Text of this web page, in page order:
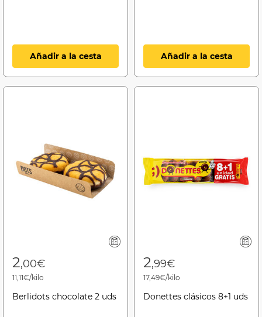
Añadir a la cesta Añadir a la cesta
2,00€
11,11€/kilo
Berlidots chocolate 2 uds
2,99€
17,49€/kilo
Donettes clásicos 8+1 uds